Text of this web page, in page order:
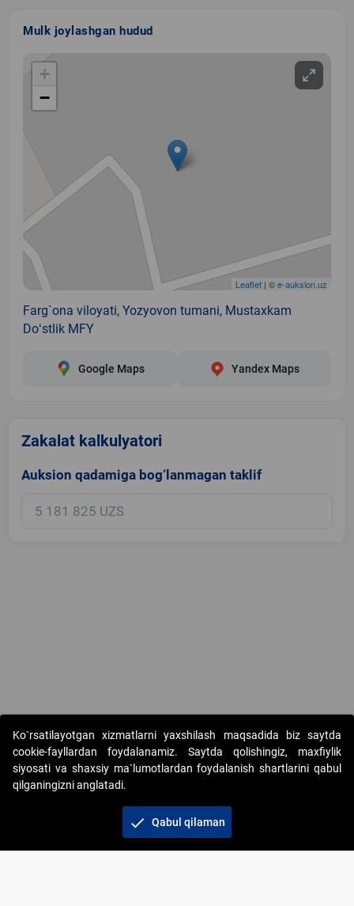
Mulk joylashgan hudud
+
−
Leaflet | ©e-auksion.uz
Farg`ona viloyati, Yozyovon tumani, Mustaxkam
Doʻstlik MFY
Google Maps Yandex Maps
Zakalat kalkulyatori
Auksion qadamiga bog‘lanmagan taklif
Copyright © 2017-2026. "Elektron onlayn-auksionlarni tashkil etish"
AJ. Barcha huquqlar himoyalangan
+998 71 202-21-11
Ko`rsatilayotgan xizmatlarni yaxshilash maqsadida biz saytda
cookie-fayllardan foydalanamiz. Saytda qolishingiz, maxfiylik
siyosati va shaxsiy ma`lumotlardan foydalanish shartlarini qabul
qilganingizni anglatadi.
check Qabul qilaman